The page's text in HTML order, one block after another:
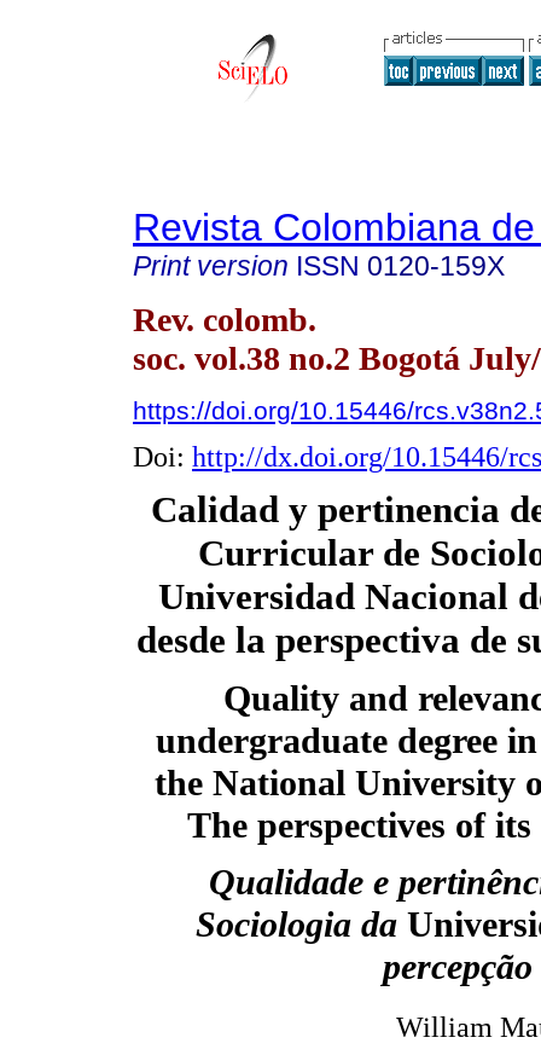
Revista Colombiana
Print version ISSN 0120-159X
Rev. colomb.
soc. vol.38 no.2 Bogotá
https://doi.org/10.15446/
Doi: http://dx.doi.org/10.15446/
Calidad y pertinencia
Curricular de
Universidad Nacional
desde la perspectiva de
Quality and
undergraduate degree
the National University
The perspectives of
Qualidade e
Sociologia da
William